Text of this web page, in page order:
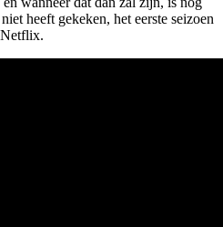
heeft gekeken, het eerste seizoen
Netflix.